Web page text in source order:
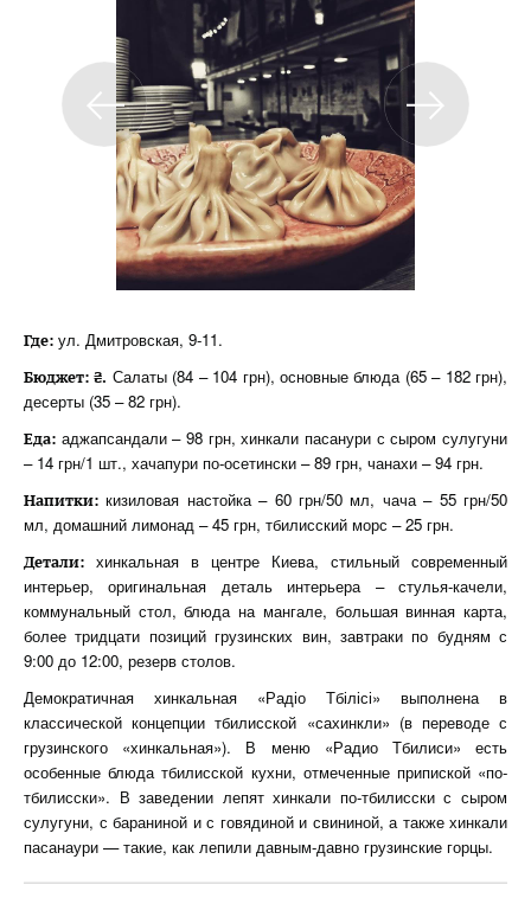
Где: ул. Дмитровская, 9-11.
Бюджет: ₴. Салаты (84 – 104 грн), основные блюда (65 – 182 грн),
десерты (35 – 82 грн).
Еда: аджапсандали – 98 грн, хинкали пасанури с сыром сулугуни
– 14 грн/1 шт., хачапури по-осетински – 89 грн, чанахи – 94 грн.
Напитки: кизиловая настойка – 60 грн/50 мл, чача – 55 грн/50
мл, домашний лимонад – 45 грн, тбилисский морс – 25 грн.
Детали: хинкальная в центре Киева, стильный современный
интерьер, оригинальная деталь интерьера – стулья-качели,
коммунальный стол, блюда на мангале, большая винная карта,
более тридцати позиций грузинских вин, завтраки по будням с
9:00 до 12:00, резерв столов.
Демократичная хинкальная «Радіо Тбілісі» выполнена в
классической концепции тбилисской «сахинкли» (в переводе с
грузинского «хинкальная»). В меню «Радио Тбилиси» есть
особенные блюда тбилисской кухни, отмеченные припиской «по-
тбилисски». В заведении лепят хинкали по-тбилисски с сыром
сулугуни, с бараниной и с говядиной и свининой, а также хинкали
пасанаури — такие, как лепили давным-давно грузинские горцы.